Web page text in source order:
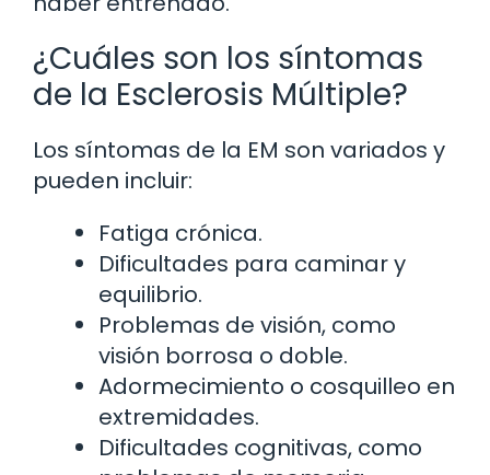
¿Cuáles son los síntomas
de la Esclerosis Múltiple?
Los síntomas de la EM son variados y
pueden incluir:
Fatiga crónica.
Dificultades para caminar y
equilibrio.
Problemas de visión, como
visión borrosa o doble.
Adormecimiento o cosquilleo en
extremidades.
Dificultades cognitivas, como